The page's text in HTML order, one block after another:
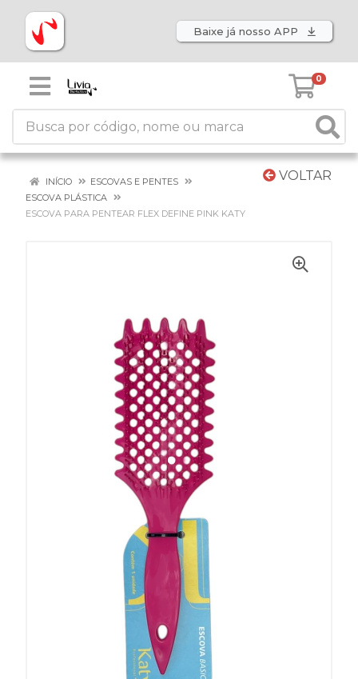
Baixe já nosso APP
0
VOLTAR
INÍCIO
ESCOVAS E PENTES
ESCOVA PLÁSTICA
ESCOVA PARA PENTEAR FLEX DEFINE PINK KATY